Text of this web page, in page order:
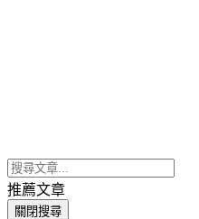
推薦文章
關閉搜尋